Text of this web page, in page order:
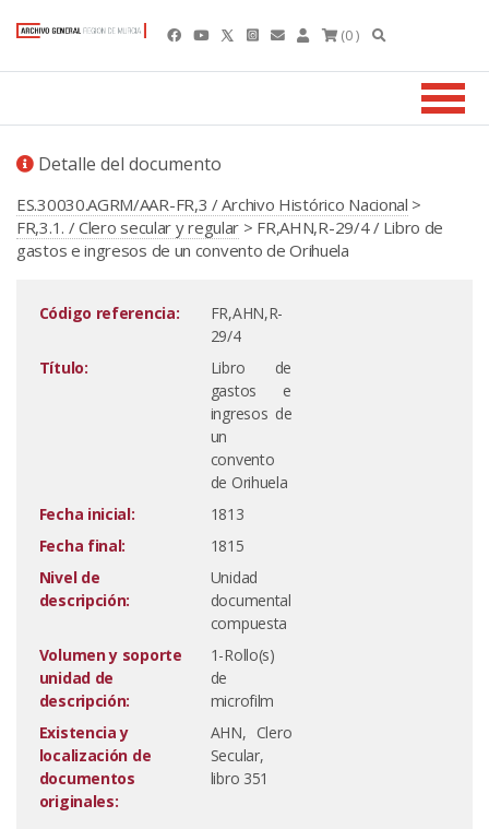
(0 )
Detalle del documento
ES.30030.AGRM/AAR-FR,3 / Archivo Histórico Nacional >
FR,3.1. / Clero secular y regular > FR,AHN,R-29/4 / Libro de
gastos e ingresos de un convento de Orihuela
Código referencia:
FR,AHN,R-
29/4
Título:
Libro de
gastos e
ingresos de
un
convento
de Orihuela
Fecha inicial:
1813
Fecha final:
1815
Nivel de
descripción:
Unidad
documental
compuesta
Volumen y soporte
unidad de
descripción:
1-Rollo(s)
de
microfilm
Existencia y
localización de
documentos
originales:
AHN, Clero
Secular,
libro 351